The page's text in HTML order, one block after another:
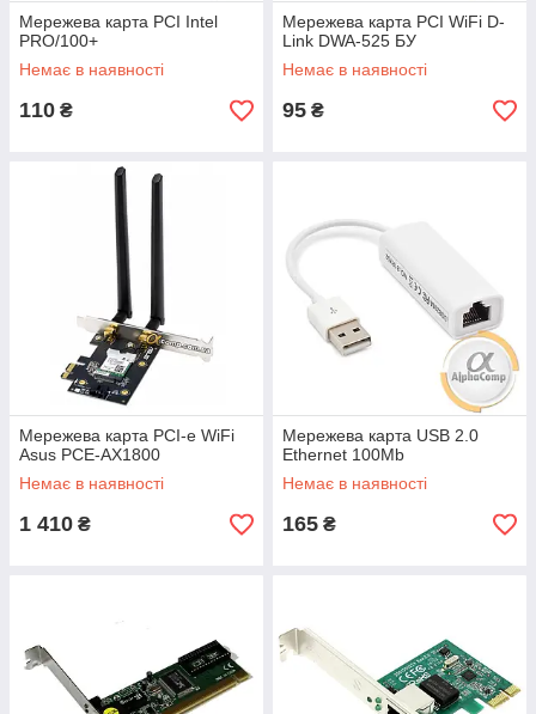
Мережева карта PCI Intel
PRO/100+
Немає в наявності
110 ₴
Мережева карта PCI WiFi D-
Link DWA-525 БУ
Немає в наявності
95 ₴
Мережева карта PCI-e WiFi
Asus PCE-AX1800
Немає в наявності
1 410 ₴
Мережева карта USB 2.0
Ethernet 100Mb
Немає в наявності
165 ₴